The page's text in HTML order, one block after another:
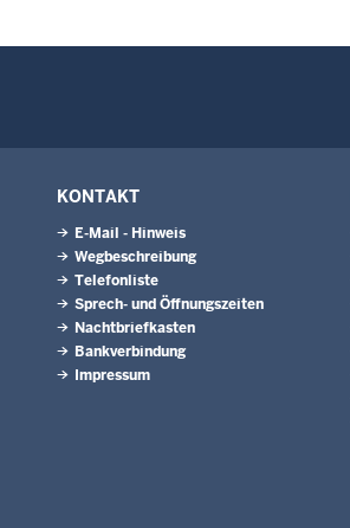
KONTAKT
E-Mail - Hinweis
Wegbeschreibung
Telefonliste
Sprech- und Öffnungszeiten
Nachtbriefkasten
Bankverbindung
Impressum